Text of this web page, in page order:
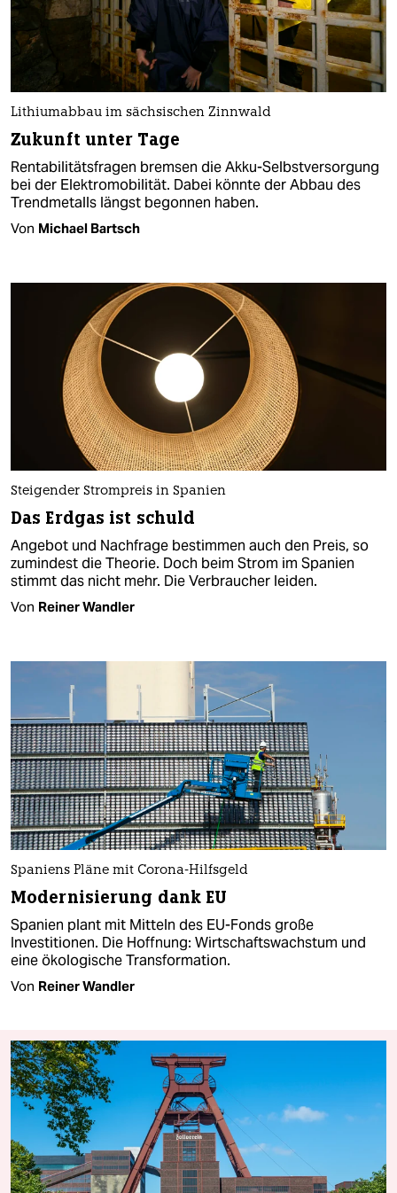
Lithiumabbau im sächsischen Zinnwald
Zukunft unter Tage
Rentabilitätsfragen bremsen die Akku-Selbstversorgung
bei der Elektromobilität. Dabei könnte der Abbau des
Trendmetalls längst begonnen haben.
Von Michael Bartsch
Steigender Strompreis in Spanien
Das Erdgas ist schuld
Angebot und Nachfrage bestimmen auch den Preis, so
zumindest die Theorie. Doch beim Strom im Spanien
stimmt das nicht mehr. Die Verbraucher leiden.
Von Reiner Wandler
Spaniens Pläne mit Corona-Hilfsgeld
Modernisierung dank EU
Spanien plant mit Mitteln des EU-Fonds große
Investitionen. Die Hoffnung: Wirtschaftswachstum und
eine ökologische Transformation.
Von Reiner Wandler